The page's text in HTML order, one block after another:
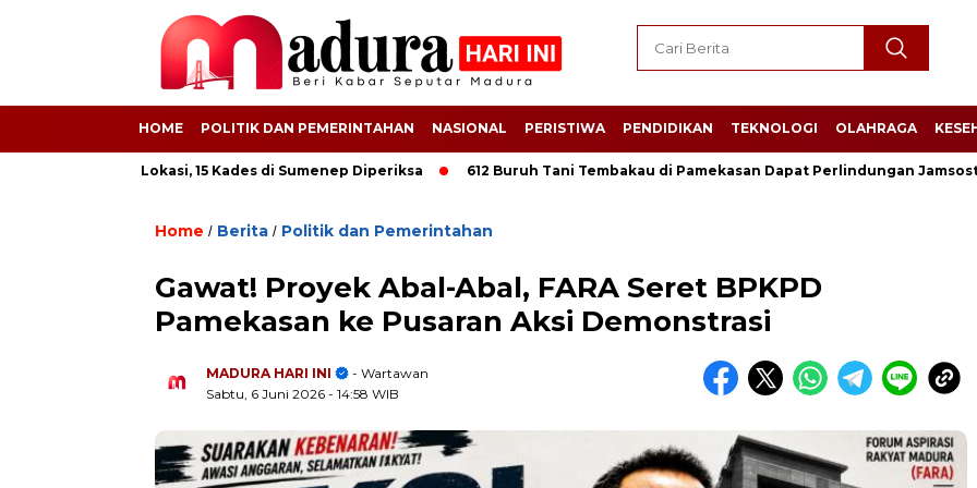
HOME POLITIK DAN PEMERINTAHAN NASIONAL PERISTIWA PENDIDIKAN TEKNOLOGI OLAHRAGA
Grebek 8 Lokasi, 15 Kades di Sumenep Diperiksa 612 Buruh Tani Tembakau di Pamekasan Dapat Perlindungan Jamsostek,
Home / Berita / Politik dan Pemerintahan
Gawat! Proyek Abal-Abal, FARA Seret BPKPD
Pamekasan ke Pusaran Aksi Demonstrasi
MADURA HARI INI
- Wartawan
Sabtu, 6 Juni 2026 - 14:58 WIB